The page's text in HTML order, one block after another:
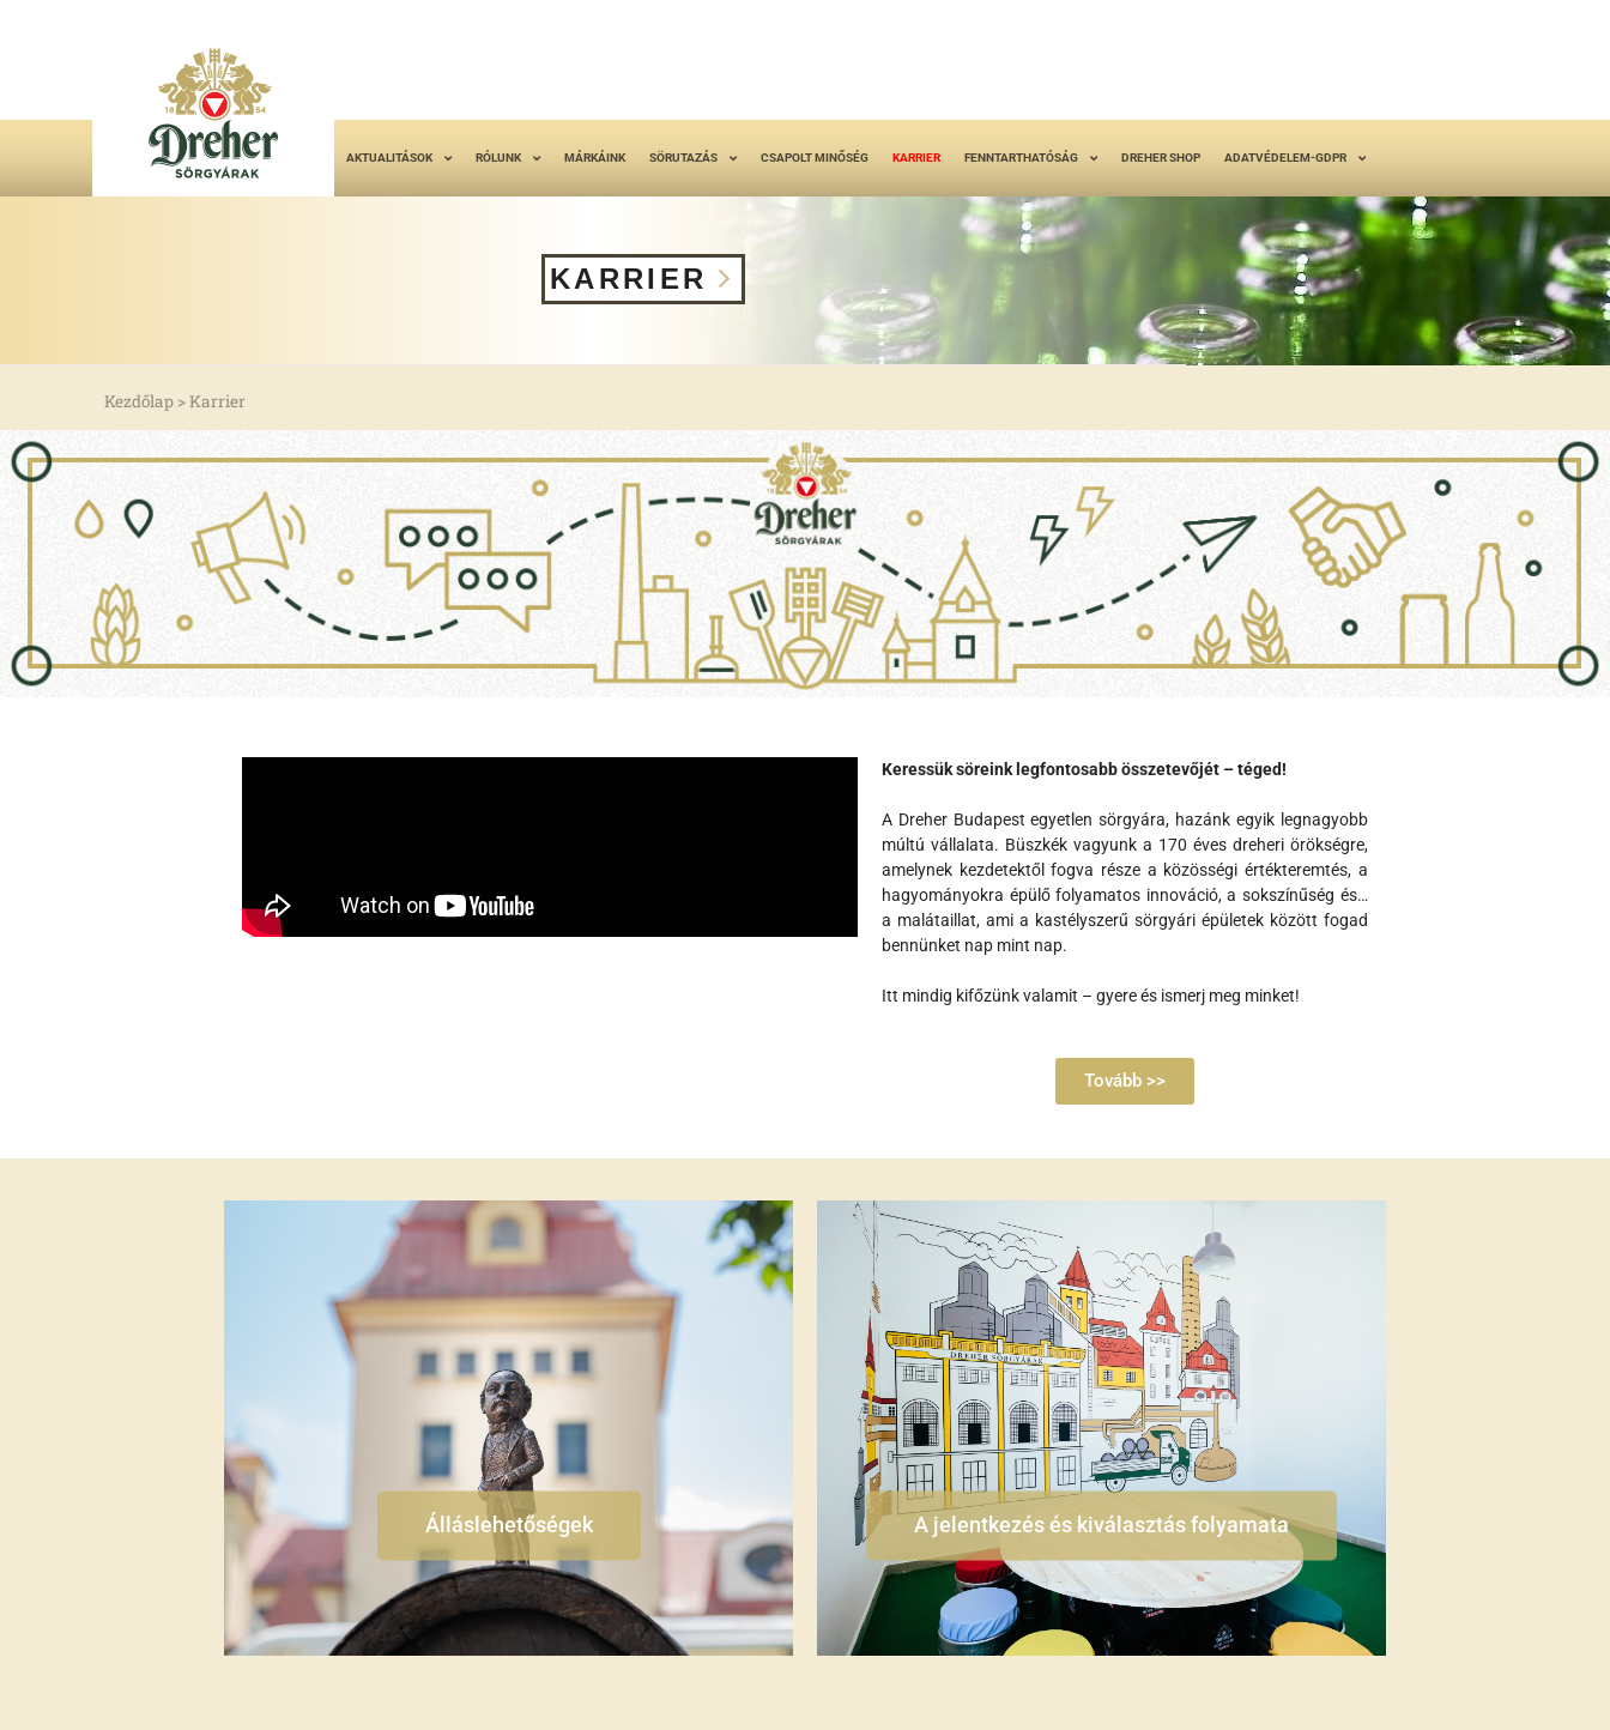
AKTUALITÁSOK RÓLUNK MÁRKÁINK SÖRUTAZÁS CSAPOLT MINŐSÉG KARRIER FENNTARTHATÓSÁG DREHER SHOP ADATVÉDELEM-GDPR
KARRIER
Kezdőlap >Karrier
Keressük söreink legfontosabb összetevőjét – téged!
A Dreher Budapest egyetlen sörgyára, hazánk egyik legnagyobb
múltú vállalata. Büszkék vagyunk a 170 éves dreheri örökségre,
amelynek kezdetektől fogva része a közösségi értékteremtés, a
hagyományokra épülő folyamatos innováció, a sokszínűség és…
a malátaillat, ami a kastélyszerű sörgyári épületek között fogad
bennünket nap mint nap.
Itt mindig kifőzünk valamit – gyere és ismerj meg minket!
Tovább >>
Álláslehetőségek A jelentkezés és kiválasztás folyamata